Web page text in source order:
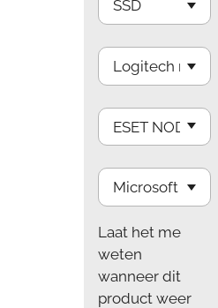
Laat het me
weten
wanneer dit
product weer